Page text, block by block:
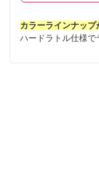
カラーラインナップ
ハードラトル仕様で